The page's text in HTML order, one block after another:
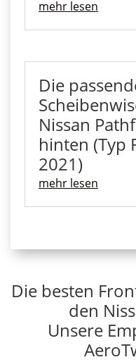
mehr lesen
Die
Nissan
hinten (Typ
2021)
mehr lesen
Die besten
den
Unsere